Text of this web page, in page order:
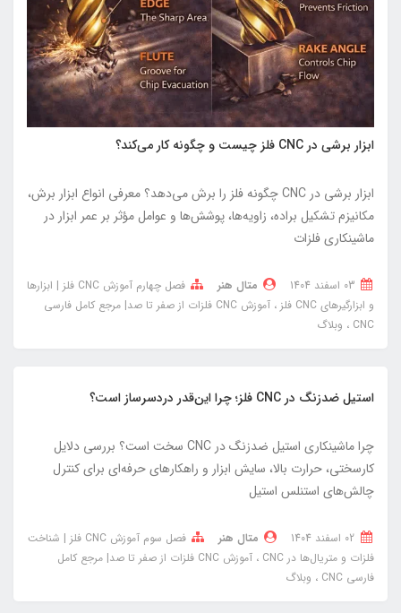
ابزار برشی در CNC فلز چیست و چگونه کار می‌کند؟
ابزار برشی در CNC چگونه فلز را برش می‌دهد؟ معرفی انواع ابزار برش،
مکانیزم تشکیل براده، زاویه‌ها، پوشش‌ها و عوامل مؤثر بر عمر ابزار در
ماشینکاری فلزات
متال هنر
فصل چهارم آموزش CNC فلز | ابزارها
و ابزارگیرهای CNC فلز
آموزش CNC فلزات از صفر تا صد| مرجع کامل فارسی
CNC
وبلاگ
استیل ضدزنگ در CNC فلز؛ چرا این‌قدر دردسرساز است؟
چرا ماشینکاری استیل ضدزنگ در CNC سخت است؟ بررسی دلایل
کارسختی، حرارت بالا، سایش ابزار و راهکارهای حرفه‌ای برای کنترل
چالش‌های استنلس استیل
متال هنر
فصل سوم آموزش CNC فلز | شناخت
فلزات و متریال‌ها در CNC
آموزش CNC فلزات از صفر تا صد| مرجع کامل
فارسی CNC
وبلاگ